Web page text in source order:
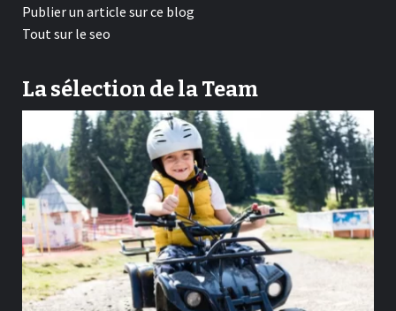
Publier un article sur ce blog
Tout sur le seo
La sélection de la Team